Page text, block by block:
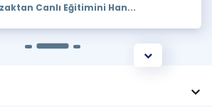
Canlı Eğitimini Han...
keyboard_arrow_down